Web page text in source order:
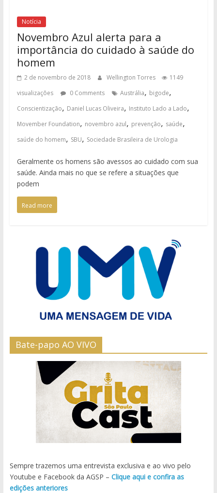
Notícia
Novembro Azul alerta para a
importância do cuidado à saúde do
homem
2 de novembro de 2018 Wellington Torres
1149
visualizações
0 Comments Austrália, bigode,
Conscientização, Daniel Lucas Oliveira, Instituto Lado a Lado,
Movember Foundation, novembro azul, prevenção, saúde,
saúde do homem, SBU, Sociedade Brasileira de Urologia
Geralmente os homens são avessos ao cuidado com sua
saúde. Ainda mais no que se refere a situações que
podem
Read more
Bate-papo AO VIVO
Sempre trazemos uma entrevista exclusiva e ao vivo pelo
Youtube e Facebook da AGSP – Clique aqui e confira as
edições anteriores